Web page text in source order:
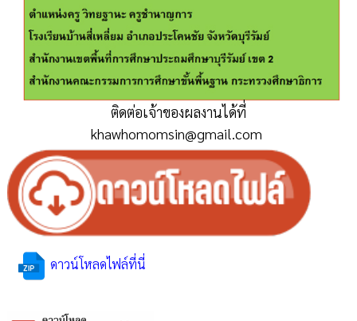
ติดต่อเจ้าของผลงานได้ที่
khawhomomsin@gmail.com
ดาวน์โหลดไฟล์ที่นี่